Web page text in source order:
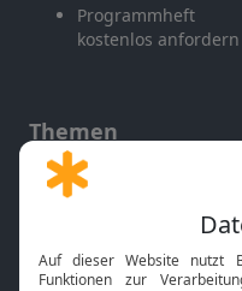
Programmheft
kostenlos anfordern
Themen
Gott und Bibel erklärt
Neuigkeiten